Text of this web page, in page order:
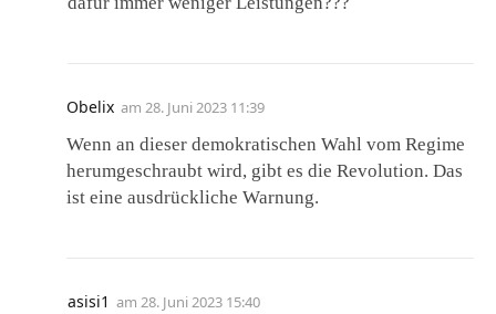
Obelix am 28. Juni 2023 11:39
Wenn an dieser demokratischen Wahl vom Regime
herumgeschraubt wird, gibt es die Revolution. Das
ist eine ausdrückliche Warnung.
asisi1 am 28. Juni 2023 15:40